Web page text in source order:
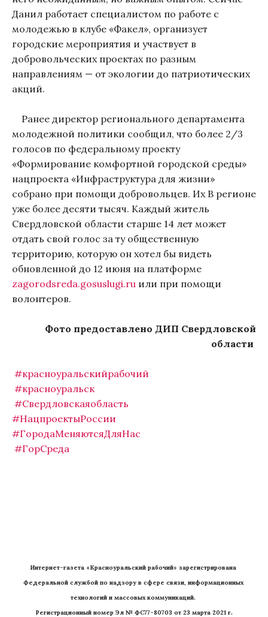
Данил работает специалистом по работе с
молодежью в клубе «Факел», организует
городские мероприятия и участвует в
добровольческих проектах по разным
направлениям — от экологии до патриотических
акций.
Ранее директор регионального департамента
молодежной политики сообщил, что более 2/3
голосов по федеральному проекту
«Формирование комфортной городской среды»
нацпроекта «Инфраструктура для жизни»
собрано при помощи добровольцев. Их В регионе
уже более десяти тысяч. Каждый житель
Свердловской области старше 14 лет может
отдать свой голос за ту общественную
территорию, которую он хотел бы видеть
обновленной до 12 июня на платформе
zagorodsreda.gosuslugi.ru или при помощи
волонтеров.
Фото предоставлено ДИП Свердловской
области
#красноуральскийрабочий
#красноуральск
#Свердловскаяобласть
#НацпроектыРоссии
#ГородаМеняютсяДляНас
#ГорСреда
Интернет-газета «Красноуральский рабочий» зарегистрирована
Федеральной службой по надзору в сфере связи, информационных
технологий и массовых коммуникаций.
Регистрационный номер Эл № ФС77-80703 от 23 марта 2021 г.